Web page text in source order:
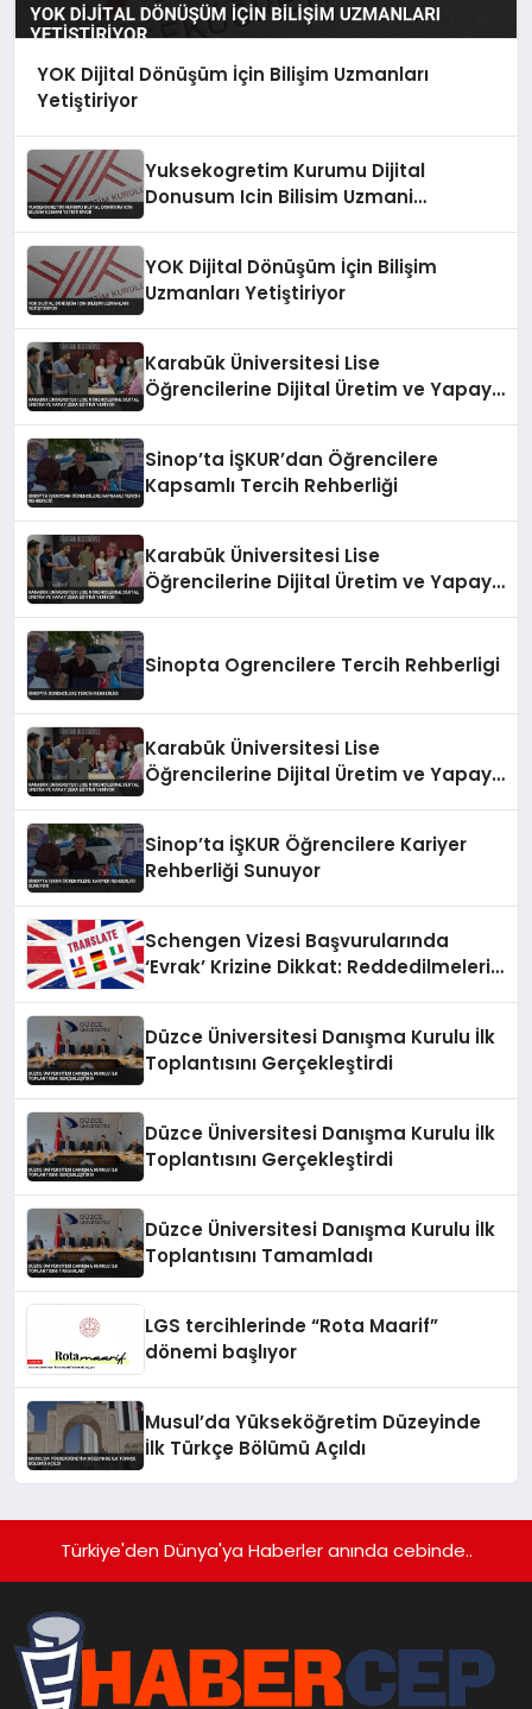
YOK Dijital Dönüşüm İçin Bilişim Uzmanları
Yetiştiriyor
Yuksekogretim Kurumu Dijital
Donusum Icin Bilisim Uzmani
YOK Dijital Dönüşüm İçin Bilişim
Uzmanları Yetiştiriyor
Karabük Üniversitesi Lise
Öğrencilerine Dijital Üretim ve Yapay
Sinop’ta İŞKUR’dan Öğrencilere
Kapsamlı Tercih Rehberliği
Karabük Üniversitesi Lise
Öğrencilerine Dijital Üretim ve Yapay
Sinopta Ogrencilere Tercih Rehberligi
Karabük Üniversitesi Lise
Öğrencilerine Dijital Üretim ve Yapay
Sinop’ta İŞKUR Öğrencilere Kariyer
Rehberliği Sunuyor
Schengen Vizesi Başvurularında
‘Evrak’ Krizine Dikkat: Reddedilmelerin
Düzce Üniversitesi Danışma Kurulu İlk
Toplantısını Gerçekleştirdi
Düzce Üniversitesi Danışma Kurulu İlk
Toplantısını Gerçekleştirdi
Düzce Üniversitesi Danışma Kurulu İlk
Toplantısını Tamamladı
LGS tercihlerinde “Rota Maarif”
dönemi başlıyor
Musul’da Yükseköğretim Düzeyinde
İlk Türkçe Bölümü Açıldı
Türkiye'den Dünya'ya Haberler anında cebinde..